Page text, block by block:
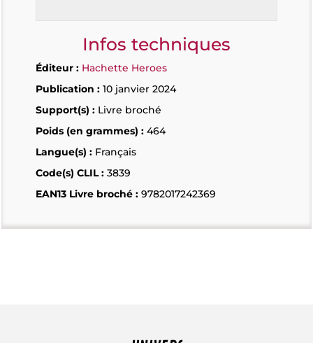
Infos techniques
Éditeur : Hachette Heroes
Publication : 10 janvier 2024
Support(s) : Livre broché
Poids (en grammes) : 464
Langue(s) : Français
Code(s) CLIL : 3839
EAN13 Livre broché : 9782017242369